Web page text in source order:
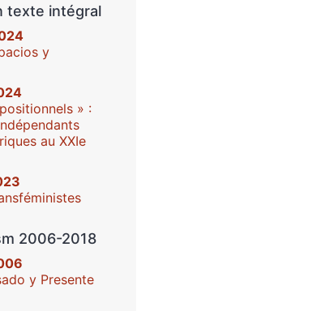
texte intégral
y
» :
au XXIe
2006-2018
y Presente